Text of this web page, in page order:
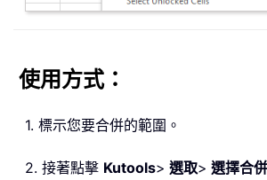
使用方式：
1. 標示您要合併的範圍。
2. 接著點擊 Kutools> 選取> 選擇合